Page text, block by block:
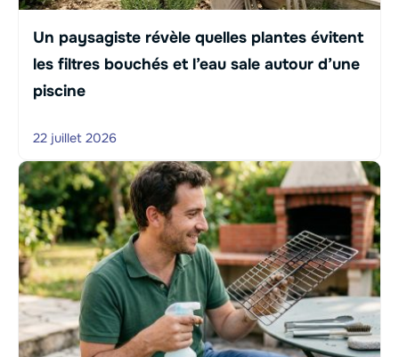
Un paysagiste révèle quelles plantes évitent
les filtres bouchés et l’eau sale autour d’une
piscine
22 juillet 2026